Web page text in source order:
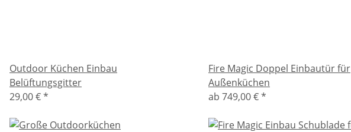
Outdoor Küchen Einbau
Belüftungsgitter
29,00 €*
Fire Magic Doppel Einbautür für
Außenküchen
ab 749,00 €*